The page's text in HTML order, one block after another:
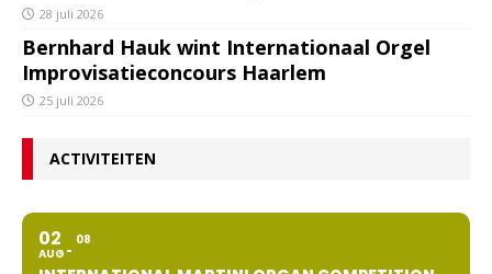
28 juli 2026
Bernhard Hauk wint Internationaal Orgel
Improvisatieconcours Haarlem
25 juli 2026
ACTIVITEITEN
02
AUG
08